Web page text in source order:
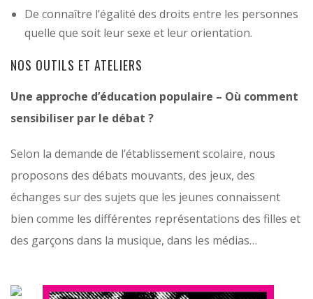
De connaître l’égalité des droits entre les personnes
quelle que soit leur sexe et leur orientation.
NOS OUTILS ET ATELIERS
Une approche d’éducation populaire – Où comment
sensibiliser par le débat ?
Selon la demande de l’établissement scolaire, nous
proposons des débats mouvants, des jeux, des
échanges sur des sujets que les jeunes connaissent
bien comme les différentes représentations des filles et
des garçons dans la musique, dans les médias…